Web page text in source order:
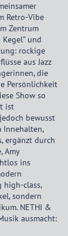
Retro-Vibe
Zentrum
und
rockige
aus Jazz
die
Persönlichkeit
Show so
ist
bewusst
Innehalten,
ergänzt durch
Amy
ins
high-class,
sondern
NETHI &
ausmacht: